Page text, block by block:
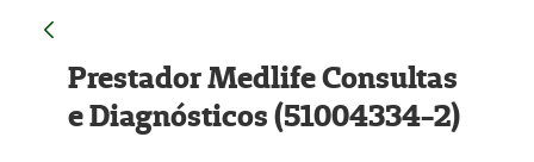
Prestador Medlife Consultas
e Diagnósticos (51004334-2)